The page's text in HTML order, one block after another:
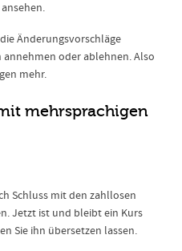
Änderungsvorschläge
oder ablehnen. Also
mehr.
mehrsprachigen
Schluss mit den zahllosen
Jetzt ist und bleibt ein Kurs
Sie ihn übersetzen lassen.